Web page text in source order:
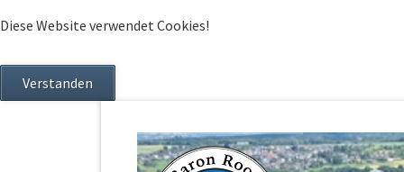
Diese Website verwendet Cookies!